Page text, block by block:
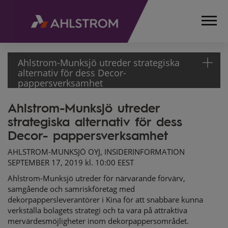
Ahlstrom-Munksjö utreder strategiska
alternativ för dess Decor-
pappersverksamhet
HEMSIDA
MEDIA
MEDDELANDEN
BÖRSMEDDELANDEN
2019
AHLSTROM-MUNKSJÖ
UTREDER
STRATEGISKA
ALTERNATIV FÖR
DESS DECOR-
Ahlstrom-Munksjö utreder
strategiska alternativ för dess
Decor- pappersverksamhet
AHLSTROM-MUNKSJÖ OYJ, INSIDERINFORMATION
SEPTEMBER 17, 2019 kl. 10:00 EEST
Ahlstrom-Munksjö utreder för närvarande förvärv,
samgående och samriskföretag med
dekorpappersleverantörer i Kina för att snabbare kunna
verkställa bolagets strategi och ta vara på attraktiva
mervärdesmöjligheter inom dekorpappersområdet.